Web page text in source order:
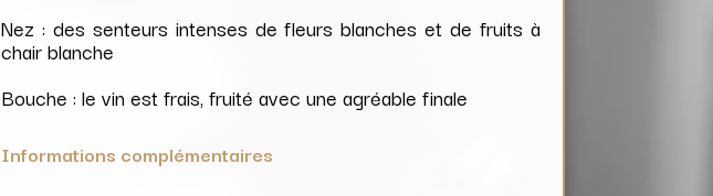
Nez : des senteurs intenses de fleurs blanches et de fruits à
chair blanche
Bouche : le vin est frais, fruité avec une agréable finale
Informations complémentaires